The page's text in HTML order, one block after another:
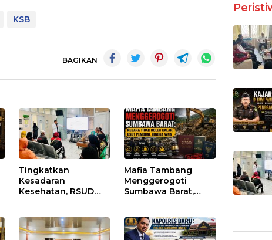
KSB
BAGIKAN
Tingkatkan
Kesadaran
Kesehatan, RSUD
Diabetes Melitus
pada Lansia
Mafia Tambang
Menggerogoti
Sumbawa Barat,
hingga WNA